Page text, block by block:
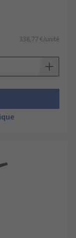
338,77 €/unité